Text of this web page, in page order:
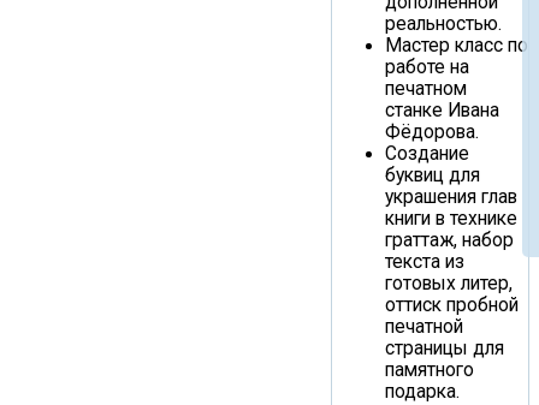
реальностью.
Мастер класс по
работе на
печатном
станке Ивана
Фёдорова.
Создание
буквиц для
украшения глав
книги в технике
граттаж, набор
текста из
готовых литер,
оттиск пробной
печатной
страницы для
памятного
подарка.